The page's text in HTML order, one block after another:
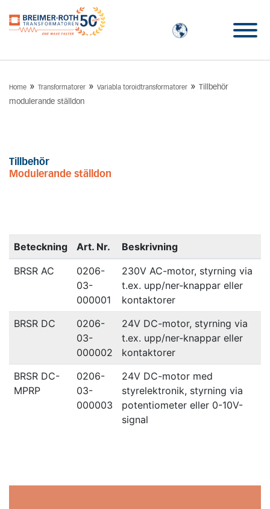
Home » Transformatorer » Variabla toroidtransformatorer » Tillbehör
modulerande ställdon
Tillbehör
Modulerande ställdon
Beteckning Art. Nr.
Beskrivning
BRSR AC
0206-
03-
000001
230V AC-motor, styrning via
t.ex. upp/ner-knappar eller
kontaktorer
BRSR DC
0206-
03-
000002
24V DC-motor, styrning via
t.ex. upp/ner-knappar eller
kontaktorer
BRSR DC-
MPRP
0206-
03-
000003
24V DC-motor med
styrelektronik, styrning via
potentiometer eller 0-10V-
signal